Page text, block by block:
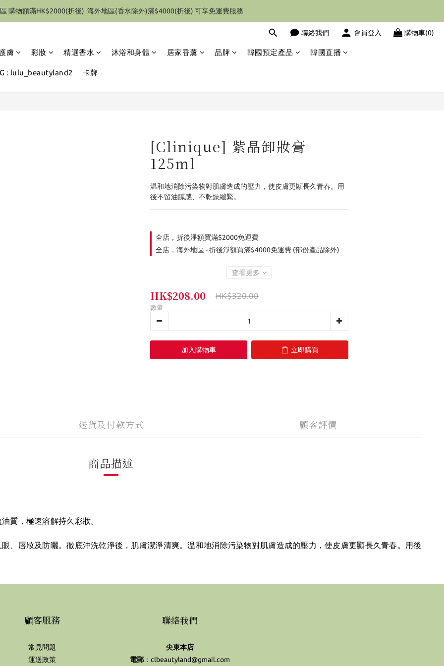
特別優惠 1件即享有9折優惠(部份產品除外）
聯絡我們 會員登入 購物車(0)
膚 彩妝 精選香水 沐浴和身體 居家香薰 品牌 韓國預定產品 韓國直播
: lulu_beautyland2 卡牌
[Clinique] 紫晶卸妝膏
125ml
温和地消除污染物對肌膚造成的壓力，使皮膚更顯長久青春。用
後不留油膩感、不乾燥繃緊。
全店，折後淨額買滿$2000免運費
全店，海外地區 - 折後淨額買滿$4000免運費 (部份產品除外)
查看更多
HK$208.00 HK$320.00
數量
加入購物車 立即購買
送貨及付款方式 顧客評價
商品描述
質，極速溶解持久彩妝。
、唇妝及防曬。徹底沖洗乾淨後，肌膚潔淨清爽。温和地消除污染物對肌膚造成的壓力，使皮膚更顯長久青春。用後
顧客服務
常見問題
運送政策
聯絡我們
尖東本店
電郵：clbeautyland@gmail.com